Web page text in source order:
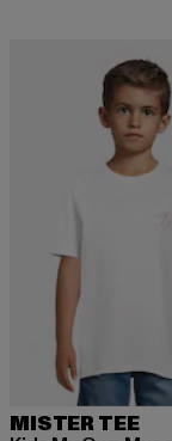
MISTER TEE